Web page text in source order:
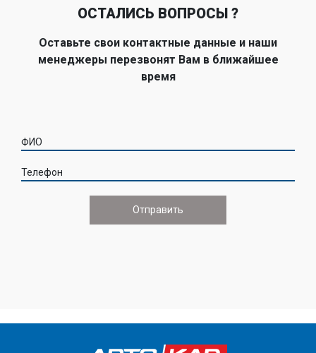
ОСТАЛИСЬ ВОПРОСЫ ?
Оставьте свои контактные данные и наши
менеджеры перезвонят Вам в ближайшее
время
ФИО
Телефон